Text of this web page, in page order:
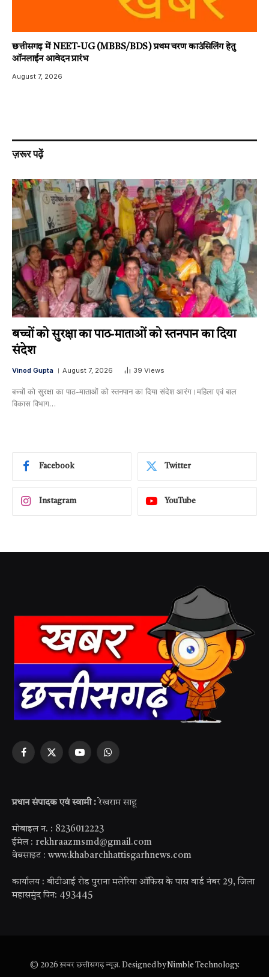
छत्तीसगढ़ में NEET-UG (MBBS/BDS) प्रथम चरण काउंसिलिंग हेतु
ऑनलाईन आवेदन प्रारंभ
August 7, 2026
ज़रूर पढ़ें
बच्चों को सुरक्षा का पाठ-माताओं को स्तनपान का दिया
संदेश
Vinod Gupta August 7, 2026 39 Views
बच्चों को सुरक्षा का पाठ-माताओं को स्तनपान का दिया संदेश आरंग।महिला एवं बाल
विकास विभाग…
Facebook Twitter
Instagram YouTube
Facebook
X
YouTubeWhatsApp
प्रधान संपादक एवं स्वामी : रेखराम साहू
मोबाइल न. : 8236012223
ईमेल : rekhraazmsmd@gmail.com
वेबसाइट : www.khabarchhattisgarhnews.com
कार्यालय : बीटीआई रोड पुराना मलेरिया ऑफिस के पास वार्ड नंबर 29, जिला
महासमुंद पिन: 493445
© 2026 ख़बर छत्तीसगढ़ न्यूज़. Designed byNimble Technology.